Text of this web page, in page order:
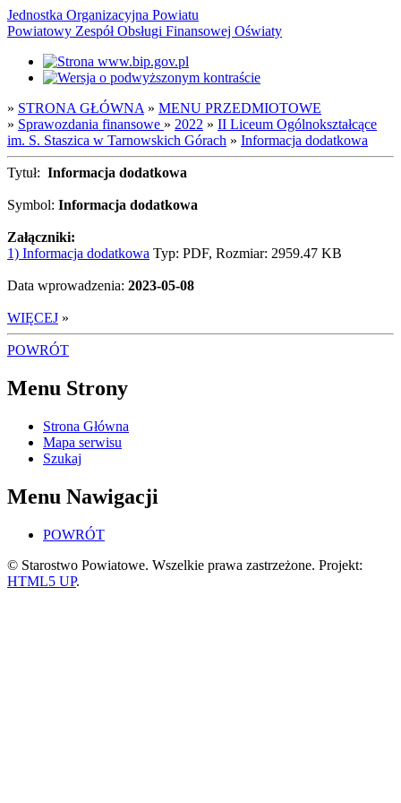
Jednostka Organizacyjna Powiatu
Powiatowy Zespół Obsługi Finansowej Oświaty
» STRONA GŁÓWNA » MENU PRZEDMIOTOWE
» Sprawozdania finansowe » 2022 » II Liceum Ogólnokształcące
im. S. Staszica w Tarnowskich Górach » Informacja dodatkowa
Tytuł: Informacja dodatkowa
Symbol: Informacja dodatkowa
Załączniki:
1) Informacja dodatkowa Typ: PDF, Rozmiar: 2959.47 KB
Data wprowadzenia: 2023-05-08
WIĘCEJ »
POWRÓT
Menu Strony
Strona Główna
Mapa serwisu
Szukaj
Menu Nawigacji
POWRÓT
© Starostwo Powiatowe. Wszelkie prawa zastrzeżone. Projekt:
HTML5 UP.